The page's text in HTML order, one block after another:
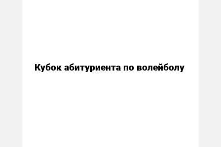
Кубок абитуриента по волейболу